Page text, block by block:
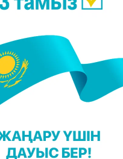
бастайды.
ағзадағы қан мөлшері
қан тамырлардың
ісінуіне әкеледі.
тыныс алуға
болады. Екіншіден,
салмағы артады.
үлкейген тін
тарылтып, қорылды